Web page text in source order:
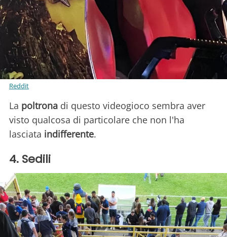
Reddit
La poltrona di questo videogioco sembra aver
visto qualcosa di particolare che non l'ha
lasciata indifferente.
4. Sedili